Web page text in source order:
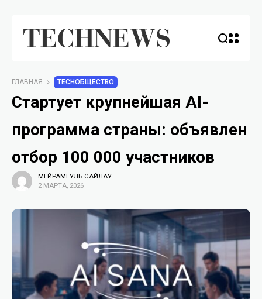
ГЛАВНАЯ TECHОБЩЕСТВО
Стартует крупнейшая AI-
программа страны: объявлен
отбор 100 000 участников
МЕЙРАМГУЛЬ САЙЛАУ
2 МАРТА, 2026